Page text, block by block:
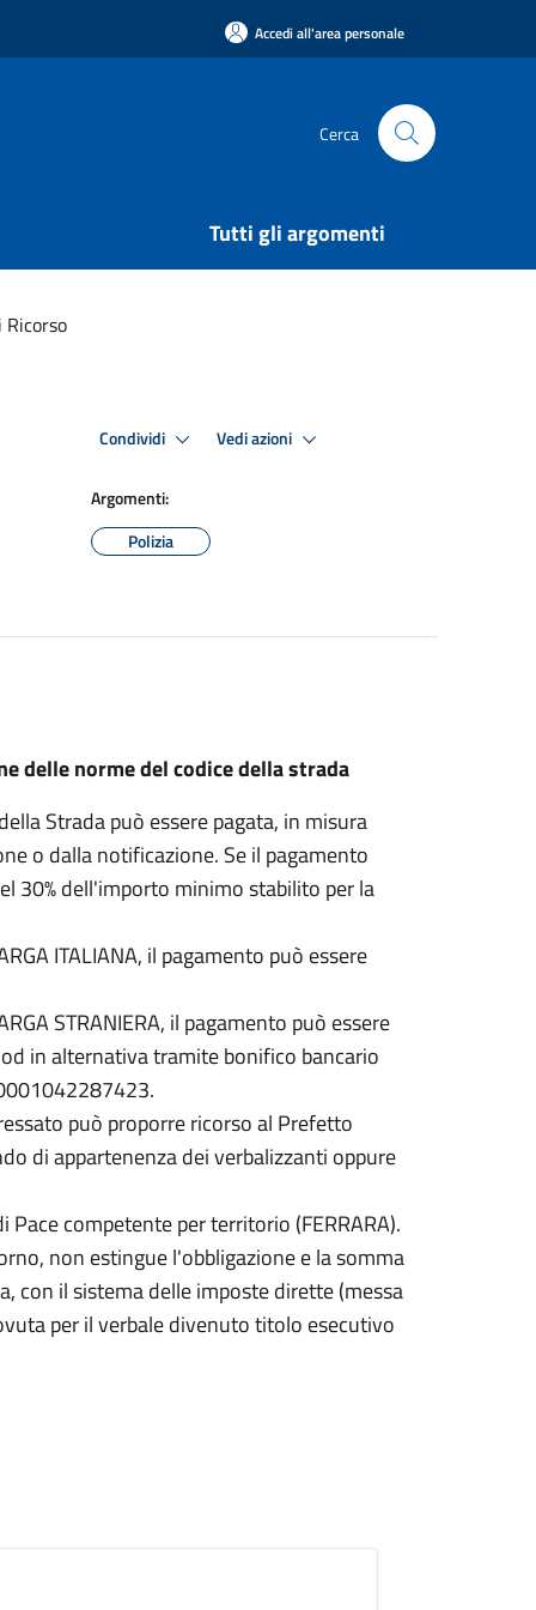
Accedi all'area personale
Cerca
Tutti gli argomenti
Condividi Vedi azioni
Argomenti:
Polizia
delle norme del codice della strada
Strada può essere pagata, in misura
o dalla notificazione. Se il pagamento
30% dell'importo minimo stabilito per la
ITALIANA, il pagamento può essere
STRANIERA, il pagamento può essere
in alternativa tramite bonifico bancario
può proporre ricorso al Prefetto
di appartenenza dei verbalizzanti oppure
competente per territorio (FERRARA).
non estingue l'obbligazione e la somma
con il sistema delle imposte dirette (messa
per il verbale divenuto titolo esecutivo